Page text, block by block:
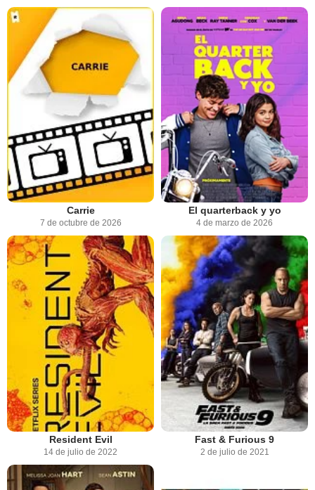
Carrie
7 de octubre de 2026
El quarterback y yo
4 de marzo de 2026
Resident Evil
14 de julio de 2022
Fast & Furious 9
2 de julio de 2021